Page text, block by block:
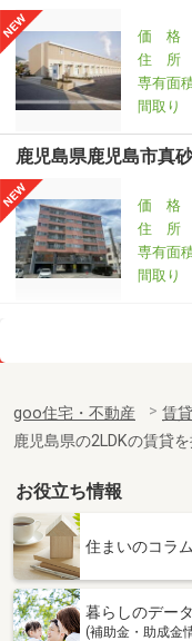
価 格
住 所
専有面
間取り
鹿児島県鹿児島市真
価 格
住 所
専有面
間取り
鹿児島県姶良市加治
専有面積
間取り
鹿児島県薩摩川内市平
価 格
専有面
間取り
goo住宅・不動産 賃貸
鹿児島県の2LDKの賃貸
お役立ち情報
住まいのコラム
暮らしのデータ
(補助金・助成金